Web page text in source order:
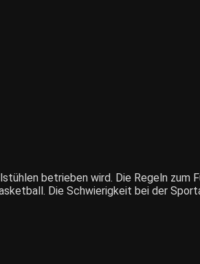
betrieben wird. Die Regeln zum
Die Schwierigkeit bei der